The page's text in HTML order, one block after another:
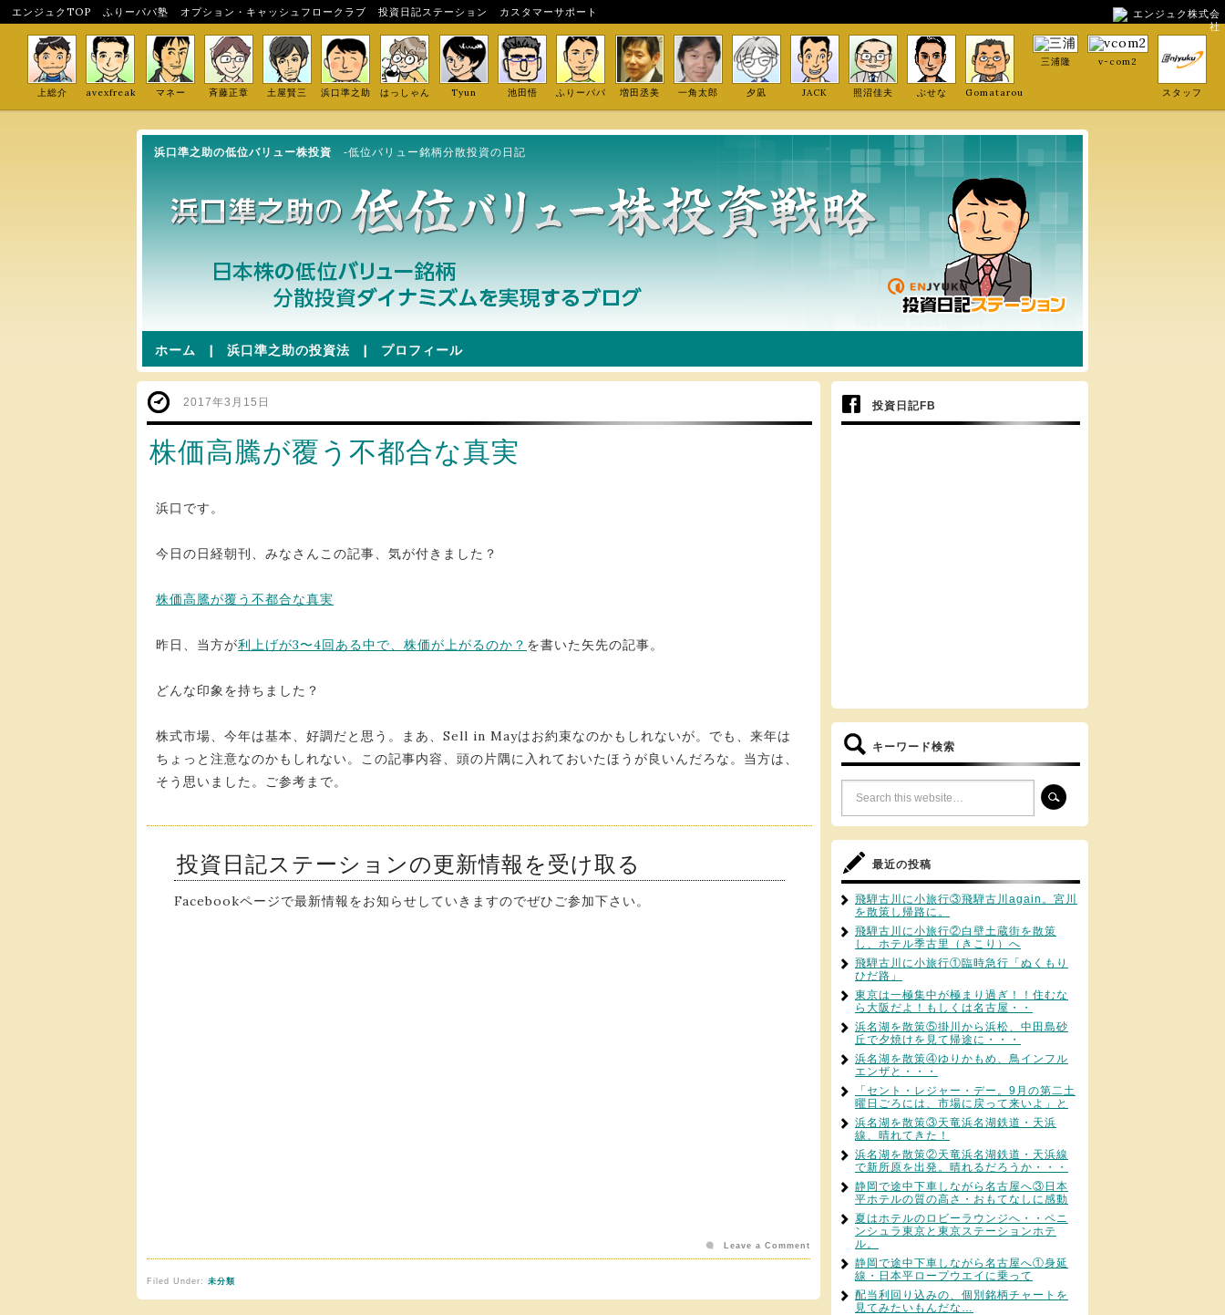
エンジュクTOP ふりーパパ塾 オプション・キャッシュフロークラブ 投資日記ステーション カスタマーサポート
エンジュク株式会
社
上総介 avexfreak マネー 斉藤正章 土屋賢三 浜口準之助 はっしゃん Tyun 池田悟 ふりーパパ 増田丞美 一角太郎 夕凪 JACK 照沼佳夫 ぶせな Gomatarou
三浦隆 v-com2
スタッフ
浜口準之助の低位バリュー株投資 -低位バリュー銘柄分散投資の日記
ホーム | 浜口準之助の投資法 | プロフィール
2017年3月15日
株価高騰が覆う不都合な真実
浜口です。
今日の日経朝刊、みなさんこの記事、気が付きました？
株価高騰が覆う不都合な真実
昨日、当方が利上げが3〜4回ある中で、株価が上がるのか？ を書いた矢先の記事。
どんな印象を持ちました？
株式市場、今年は基本、好調だと思う。まあ、Sell in Mayはお約束なのかもしれないが。でも、来年は
ちょっと注意なのかもしれない。この記事内容、頭の片隅に入れておいたほうが良いんだろな。当方は、
そう思いました。ご参考まで。
投資日記ステーションの更新情報を受け取る
Facebookページで最新情報をお知らせしていきますのでぜひご参加下さい。
Filed Under: 未分類
Leave a Comment
投資日記FB
キーワード検索
最近の投稿
飛騨古川に小旅行③飛騨古川again。宮川
を散策し帰路に。
飛騨古川に小旅行②白壁土蔵街を散策
し、ホテル季古里（きこり）へ
飛騨古川に小旅行①臨時急行「ぬくもり
ひだ路」
東京は一極集中が極まり過ぎ！！住むな
ら大阪だよ！もしくは名古屋・・
浜名湖を散策⑤掛川から浜松、中田島砂
丘で夕焼けを見て帰途に・・・
浜名湖を散策④ゆりかもめ、鳥インフル
エンザと・・・
「セント・レジャー・デー。9月の第二土
曜日ごろには、市場に戻って来いよ」と
浜名湖を散策③天竜浜名湖鉄道・天浜
線、晴れてきた！
浜名湖を散策②天竜浜名湖鉄道・天浜線
で新所原を出発。晴れるだろうか・・・
静岡で途中下車しながら名古屋へ③日本
平ホテルの質の高さ・おもてなしに感動
夏はホテルのロビーラウンジへ・・ペニ
ンシュラ東京と東京ステーションホテ
ル。
静岡で途中下車しながら名古屋へ①身延
線・日本平ロープウエイに乗って
配当利回り込みの、個別銘柄チャートを
見てみたいもんだな…